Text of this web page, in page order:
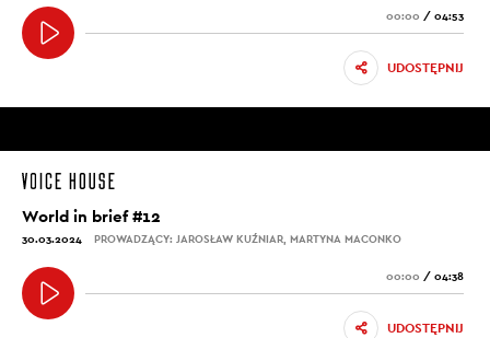
00:00 / 04:53
UDOSTĘPNIJ
World in brief #12
30.03.2024 PROWADZĄCY: JAROSŁAW KUŹNIAR, MARTYNA MACONKO
00:00 / 04:38
UDOSTĘPNIJ